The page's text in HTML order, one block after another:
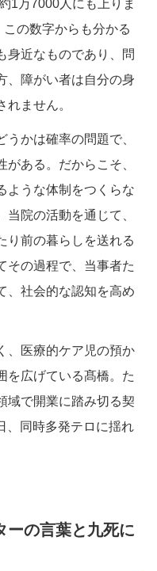
1万7000人にも上りま
の数字からも分かる
身近なものであり、問
、障がい者は自分の身
ません。
かは確率の問題で、
ある。だからこそ、
ような体制をつくらな
院の活動を通じて、
り前の暮らしを送れる
その過程で、当事者た
、社会的な認知を高め
、医療的ケア児の預か
を広げている髙橋。た
域で開業に踏み切る契
、同時多発テロに揺れ
ーの言葉と九死に